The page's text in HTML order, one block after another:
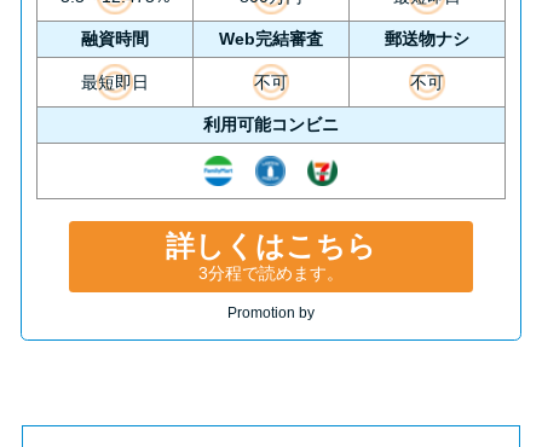
融資時間 Web完結審査 郵送物ナシ
最短即日 不可 不可
利用可能コンビニ
詳しくはこちら
3分程で読めます。
Promotion by